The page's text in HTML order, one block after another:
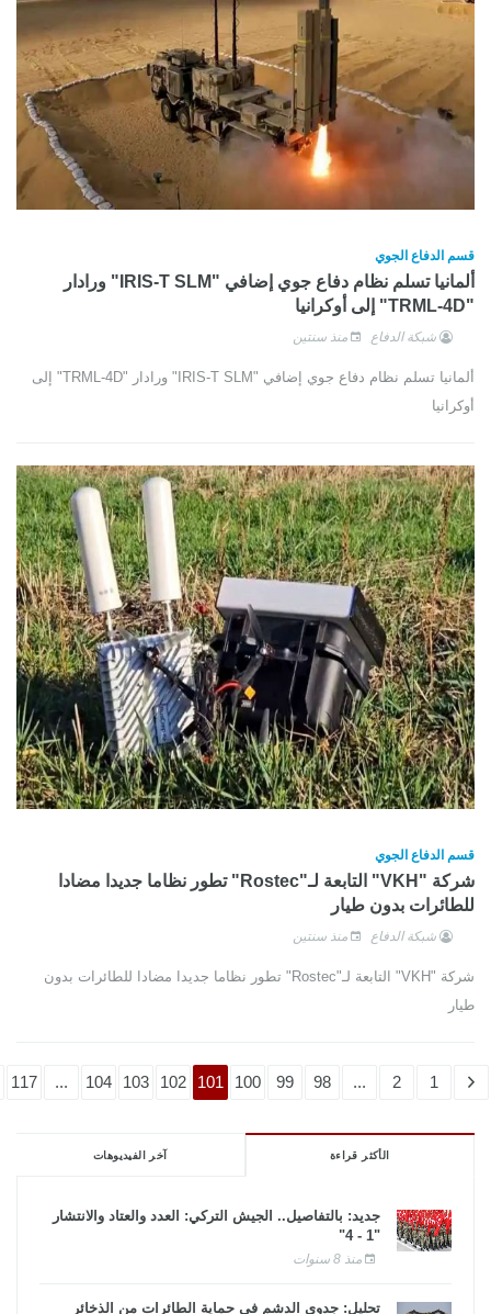
قسم الدفاع الجوي
ألمانيا تسلم نظام دفاع جوي إضافي "IRIS-T SLM" ورادار
"TRML-4D" إلى أوكرانيا
شبكة الدفاع منذ سنتين
ألمانيا تسلم نظام دفاع جوي إضافي "IRIS-T SLM" ورادار "TRML-4D" إلى
أوكرانيا
قسم الدفاع الجوي
شركة "VKH" التابعة لـ"Rostec" تطور نظاما جديدا مضادا
للطائرات بدون طيار
شبكة الدفاع منذ سنتين
شركة "VKH" التابعة لـ"Rostec" تطور نظاما جديدا مضادا للطائرات بدون
طيار
1
2
...
98
99
100
101
102
103
104
...
117
الأكثر قراءة آخر الفيديوهات
جديد: بالتفاصيل.. الجيش التركي: العدد والعتاد والانتشار
"1 - 4"
منذ 8 سنوات
تحليل: جدوى الدشم فى حماية الطائرات من الذخائر